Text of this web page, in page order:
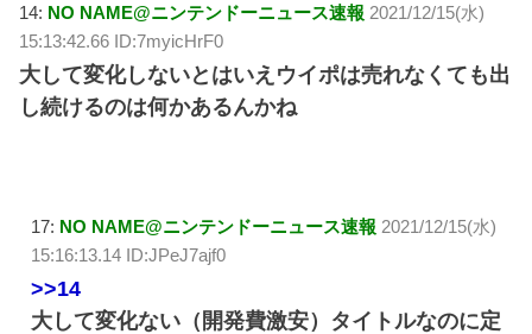
14: NO NAME@ニンテンドーニュース速報 2021/12/15(水)
15:13:42.66 ID:7myicHrF0
大して変化しないとはいえウイポは売れなくても出
し続けるのは何かあるんかね
17: NO NAME@ニンテンドーニュース速報 2021/12/15(水)
15:16:13.14 ID:JPeJ7ajf0
>>14
大して変化ない（開発費激安）タイトルなのに定